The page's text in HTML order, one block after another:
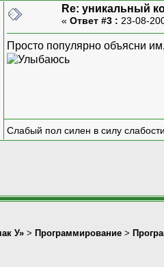
Re: уникальный
« Ответ #3 : 23-08-
Просто популярно объясни
Слабый пол силен в силу
У» > Программирование >